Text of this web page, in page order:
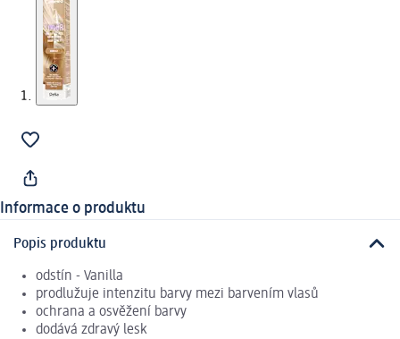
Informace o produktu
Popis produktu
odstín - Vanilla
prodlužuje intenzitu barvy mezi barvením vlasů
ochrana a osvěžení barvy
dodává zdravý lesk